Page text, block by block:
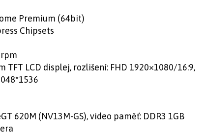
Premium (64bit)
Chipsets
TFT LCD displej, rozlišení: FHD 1920×1080/16:9,
620M (NV13M-GS), video paměť: DDR3 1GB